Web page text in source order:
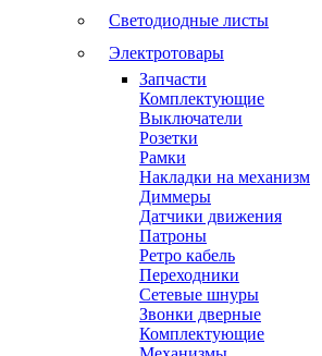
Светодиодные листы
Электротовары
Запчасти
Комплектующие
Выключатели
Розетки
Рамки
Накладки на механизм
Диммеры
Датчики движения
Патроны
Ретро кабель
Переходники
Сетевые шнуры
Звонки дверные
Комплектующие